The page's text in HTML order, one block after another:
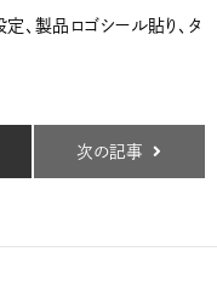
定、製品ロゴシール貼り、タ
次の記事